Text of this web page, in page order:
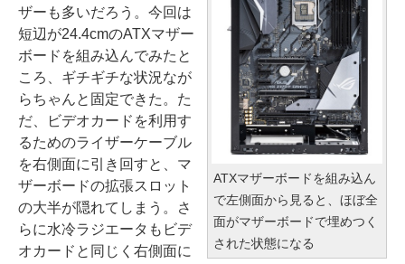
ATXマザーボードを組み込ん
で左側面から見ると、ほぼ全
面がマザーボードで埋めつく
された状態になる
ザーも多いだろう。今回は
短辺が24.4cmのATXマザー
ボードを組み込んでみたと
ころ、ギチギチな状況なが
らちゃんと固定できた。た
だ、ビデオカードを利用す
るためのライザーケーブル
を右側面に引き回すと、マ
ザーボードの拡張スロット
の大半が隠れてしまう。さ
らに水冷ラジエータもビデ
オカードと同じく右側面に